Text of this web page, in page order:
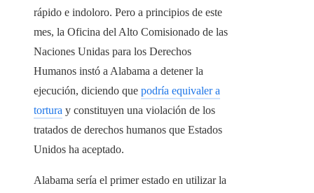
rápido e indoloro. Pero a principios de este
mes, la Oficina del Alto Comisionado de las
Naciones Unidas para los Derechos
Humanos instó a Alabama a detener la
ejecución, diciendo que podría equivaler a
tortura y constituyen una violación de los
tratados de derechos humanos que Estados
Unidos ha aceptado.
Alabama sería el primer estado en utilizar la